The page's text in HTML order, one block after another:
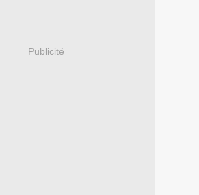
Publicité